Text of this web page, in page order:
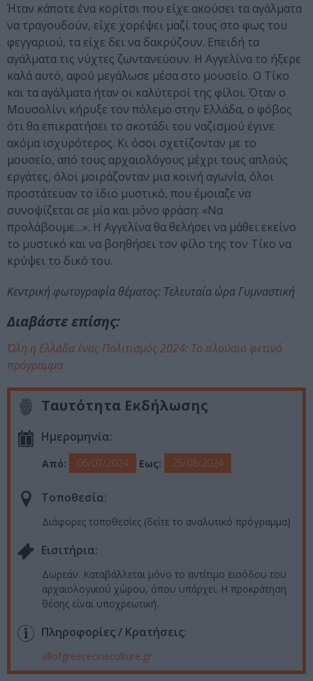
Ήταν κάποτε ένα κορίτσι που είχε ακούσει τα αγάλματα
να τραγουδούν, είχε χορέψει μαζί τους στο φως του
φεγγαριού, τα είχε δει να δακρύζουν. Επειδή τα
αγάλματα τις νύχτες ζωντανεύουν. Η Αγγελίνα το ήξερε
καλά αυτό, αφού μεγάλωσε μέσα στο μουσείο. Ο Τίκο
και τα αγάλματα ήταν οι καλύτεροί της φίλοι. Όταν ο
Μουσολίνι κήρυξε τον πόλεμο στην Ελλάδα, ο φόβος
ότι θα επικρατήσει το σκοτάδι του ναζισμού έγινε
ακόμα ισχυρότερος. Κι όσοι σχετίζονταν με το
μουσείο, από τους αρχαιολόγους μέχρι τους απλούς
εργάτες, όλοι μοιράζονταν μια κοινή αγωνία, όλοι
προστάτευαν το ίδιο μυστικό, που έμοιαζε να
συνοψίζεται σε μία και μόνο φράση: «Να
προλάβουμε…». Η Αγγελίνα θα θελήσει να μάθει εκείνο
το μυστικό και να βοηθήσει τον φίλο της τον Τίκο να
κρύψει το δικό του.
Κεντρική φωτογραφία θέματος: Τελευταία ώρα Γυμναστική
Διαβάστε επίσης:
Όλη η Ελλάδα ένας Πολιτισμός 2024: Το πλούσιο φετινό
πρόγραμμα
Ταυτότητα Εκδήλωσης
Ημερομηνία:
Από: 06/07/2024 Εως: 25/08/2024
Τοποθεσία:
Διάφορες τοποθεσίες (δείτε το αναλυτικό πρόγραμμα)
Eισιτήρια:
Δωρεάν. Καταβάλλεται μόνο το αντίτιμο εισόδου του
αρχαιολογικού χώρου, όπου υπάρχει. H προκράτηση
θέσης είναι υποχρεωτική.
Πληροφορίες / Κρατήσεις:
allofgreeceoneculture.gr